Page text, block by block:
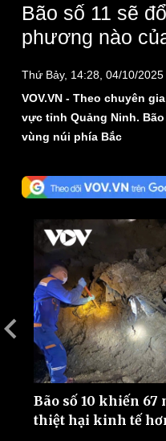
Tổ chức nhân sự
Quốc hội
Nhận diện sự thật
Thế giới
Quan sát
Cuộc sống đó đây
Hồ sơ
Bão số 11 sẽ
phương nào
Thứ Bảy, 14:28, 04/10/2025
VOV.VN - Theo chuyên
vực tỉnh Quảng Ninh.
vùng núi phía Bắc
Bão số 10 khiến
thiệt hại kinh tế